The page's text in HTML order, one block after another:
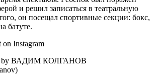
и решил записаться в театральную
он посещал спортивные секции: бокс,
батуте.
Instagram
by ВАДИМ КОЛГАНОВ